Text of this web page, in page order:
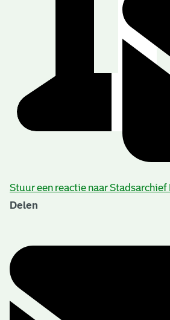
Stuur een reactie naar
Delen